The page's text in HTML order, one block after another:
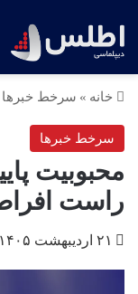
خانه » سرخط خبرها
سرخط خبرها
محبوبیت
راست
۲۱ اردیبهشت ۱۴۰۵